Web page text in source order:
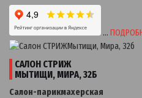
…
САЛОН СТРИЖ
МЫТИЩИ, МИРА, 32Б
Салон-парикмахерская